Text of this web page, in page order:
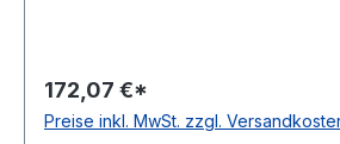
172,07 €*
Preise inkl. MwSt. zzgl.